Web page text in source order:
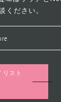
ください。
リスト